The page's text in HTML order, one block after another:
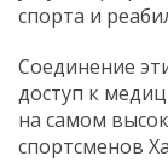
спорта и
Соединение
доступ к
на самом
спортсменов